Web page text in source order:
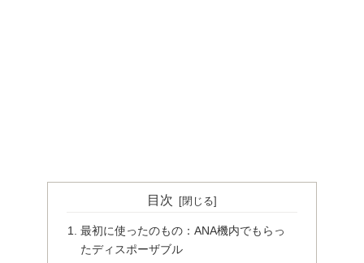
目次
最初に使ったのもの：ANA機内でもらっ
たディスポーザブル